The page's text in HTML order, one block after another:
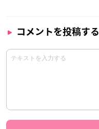
コメントを投稿する